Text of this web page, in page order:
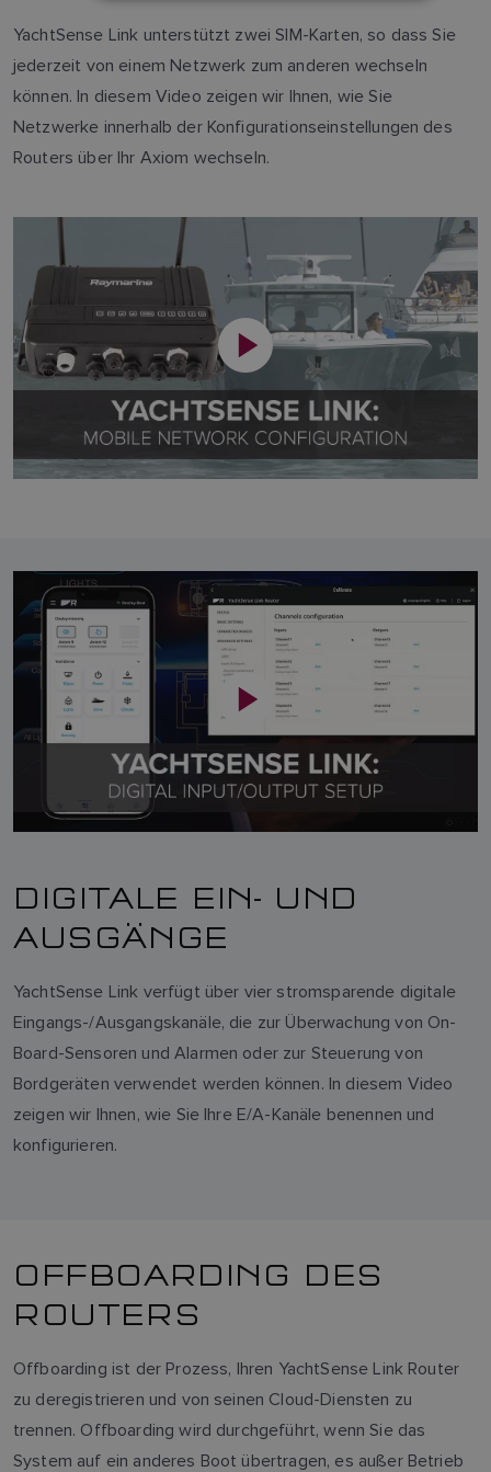
YachtSense Link unterstützt zwei SIM-Karten, so dass Sie
jederzeit von einem Netzwerk zum anderen wechseln
können. In diesem Video zeigen wir Ihnen, wie Sie
Netzwerke innerhalb der Konfigurationseinstellungen des
Routers über Ihr Axiom wechseln.
DIGITALE EIN- UND
AUSGÄNGE
YachtSense Link verfügt über vier stromsparende digitale
Eingangs-/Ausgangskanäle, die zur Überwachung von On-
Board-Sensoren und Alarmen oder zur Steuerung von
Bordgeräten verwendet werden können. In diesem Video
zeigen wir Ihnen, wie Sie Ihre E/A-Kanäle benennen und
konfigurieren.
OFFBOARDING DES
ROUTERS
Offboarding ist der Prozess, Ihren YachtSense Link Router
zu deregistrieren und von seinen Cloud-Diensten zu
trennen. Offboarding wird durchgeführt, wenn Sie das
System auf ein anderes Boot übertragen, es außer Betrieb
FINNISH